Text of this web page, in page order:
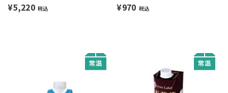
¥5,220 税込 ¥970 税込